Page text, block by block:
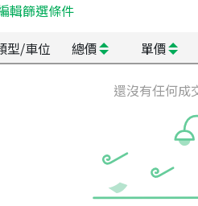
輯篩選條件
型/車位 總價 單價
還沒有任何成